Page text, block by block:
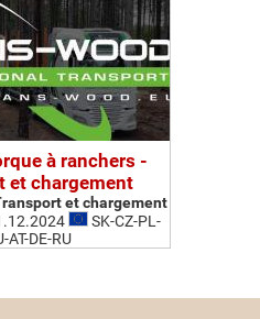
à ranchers -
et chargement
et chargement
SK-CZ-PL-
AT-DE-RU